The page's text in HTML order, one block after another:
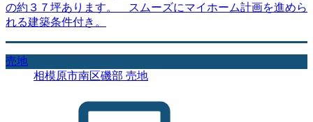
の約３７坪あります。 スムーズにマイホーム計画を進めら
れる建築条件付き。
売地
相模原市南区磯部 売地